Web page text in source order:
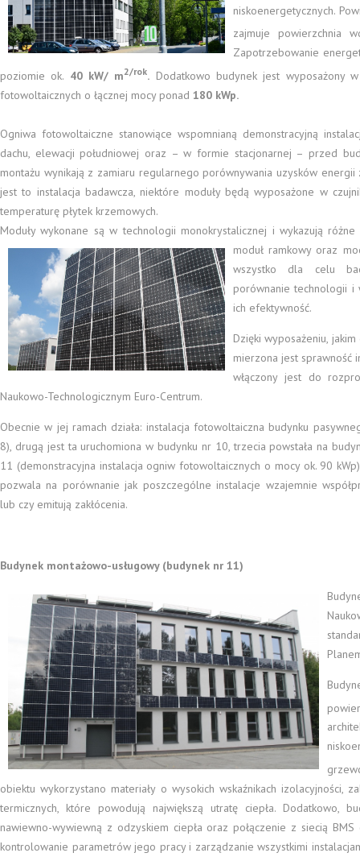
niskoenergetycznych.
zajmuje powierzchnia
Zapotrzebowanie
poziomie ok. 40 kW/ m2/rok. Dodatkowo budynek jest wyposażony
fotowoltaicznych o łącznej mocy ponad 180 kWp.
Ogniwa fotowoltaiczne stanowiące wspomnianą demonstracyjną
dachu, elewacji południowej oraz – w formie stacjonarnej – przed
montażu wynikają z zamiaru regularnego porównywania uzysków energii
jest to instalacja badawcza, niektóre moduły będą wyposażone w
temperaturę płytek krzemowych.
Moduły wykonane są w technologii monokrystalicznej i wykazują
moduł ramkowy oraz
wszystko dla celu
porównanie technologii i
ich efektywność.
Dzięki wyposażeniu,
mierzona jest sprawność
włączony jest do
Naukowo-Technologicznym Euro-Centrum.
Obecnie w jej ramach działa: instalacja fotowoltaiczna budynku
8), drugą jest ta uruchomiona w budynku nr 10, trzecia powstała na
11 (demonstracyjna instalacja ogniw fotowoltaicznych o mocy ok. 90
pozwala na porównanie jak poszczególne instalacje wzajemnie
lub czy emitują zakłócenia.
Budynek montażowo-usługowy (budynek nr 11)
obiektu wykorzystano materiały o wysokich wskaźnikach izolacyjności,
termicznych, które powodują największą utratę ciepła. Dodatkowo,
nawiewno-wywiewną z odzyskiem ciepła oraz połączenie z siecią
kontrolowanie parametrów jego pracy i zarządzanie wszystkimi